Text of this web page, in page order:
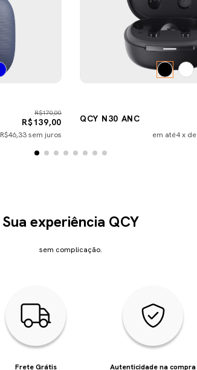
R$170,00
R$139,00
R$46,33sem juros
QCY N30 ANC
em até4 x de
Sua experiência QCY
sem complicação.
Frete Grátis
Autenticidade na compra